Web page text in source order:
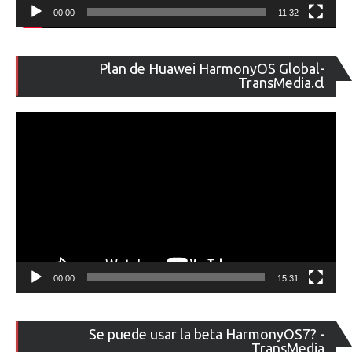
00:00 11:32
Plan de Huawei HarmonyOS Global-
TransMedia.cl
de
00:00 15:31
Se puede usar la beta HarmonyOS7? -
TransMedia
de